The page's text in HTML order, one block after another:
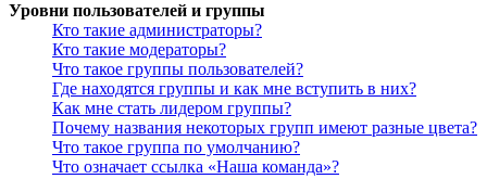
Уровни пользователей и группы
Кто такие администраторы?
Кто такие модераторы?
Что такое группы пользователей?
Где находятся группы и как мне вступить в них?
Как мне стать лидером группы?
Почему названия некоторых групп имеют разные цвета?
Что такое группа по умолчанию?
Что означает ссылка «Наша команда»?